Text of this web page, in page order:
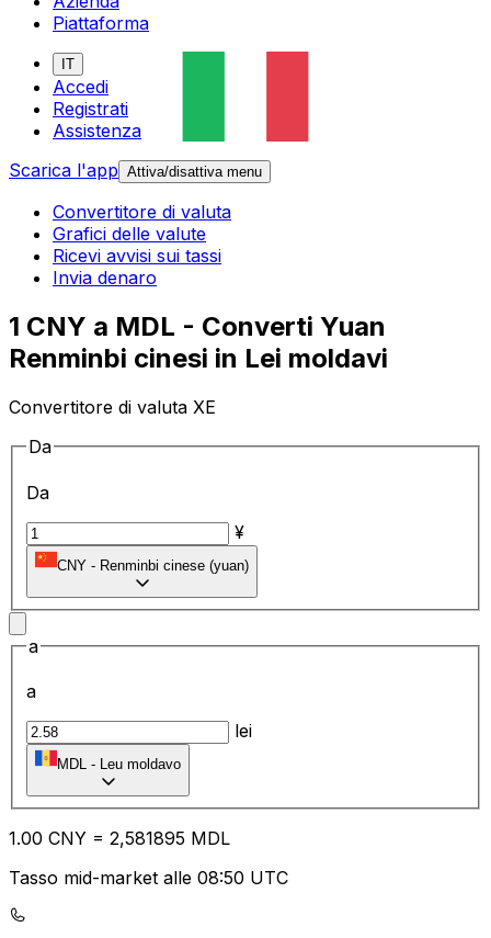
Piattaforma
IT
Accedi
Registrati
Assistenza
Scarica l'app Attiva/disattiva menu
Convertitore di valuta
Grafici delle valute
Ricevi avvisi sui tassi
Invia denaro
1 CNY a MDL - Converti Yuan
Renminbi cinesi in Lei moldavi
Convertitore di valuta XE
Da
Da
¥
CNY - Renminbi cinese (yuan)
a
a
lei
MDL - Leu moldavo
1.00 CNY = 2,581895 MDL
Tasso mid-market alle 08:50 UTC